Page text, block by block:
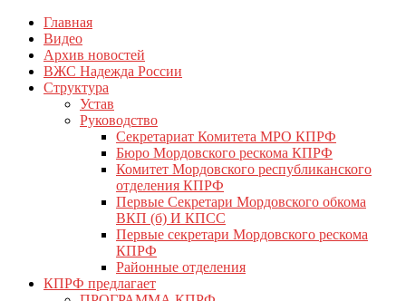
Перейти
содержимому
КПРФ Мордовия
Мордовское Региональное отделение КПРФ
Главная
Видео
Архив новостей
ВЖС Надежда России
Структура
Устав
Руководство
Секретариат Комитета МРО КПРФ
Бюро Мордовского рескома КПРФ
Комитет Мордовского республиканского
отделения КПРФ
Первые Секретари Мордовского обкома
ВКП (б) И КПСС
Первые секретари Мордовского рескома
КПРФ
Районные отделения
КПРФ предлагает